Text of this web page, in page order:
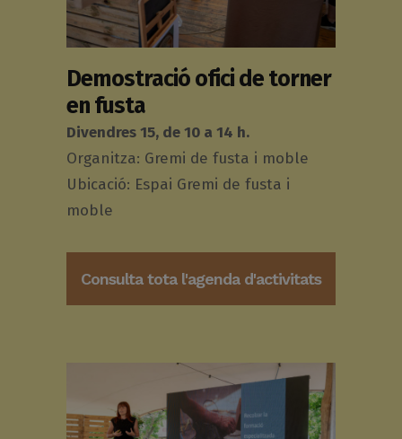
Demostració ofici de torner
en fusta
Divendres 15, de 10 a 14 h.
Organitza: Gremi de fusta i moble
Ubicació: Espai Gremi de fusta i
moble
Consulta tota l'agenda d'activitats